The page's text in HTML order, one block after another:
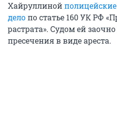
Хайруллиной
делопо статье 160 УК РФ
растрата». Судом ей
пресечения в виде ареста.